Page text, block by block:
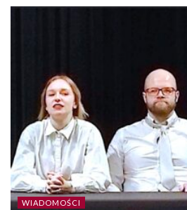
WIADOMOŚCI